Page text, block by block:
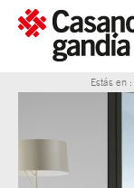
Estás en :